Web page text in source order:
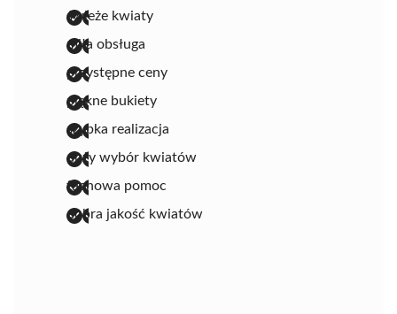
świeże kwiaty
miła obsługa
przystępne ceny
piękne bukiety
szybka realizacja
duży wybór kwiatów
fachowa pomoc
dobra jakość kwiatów